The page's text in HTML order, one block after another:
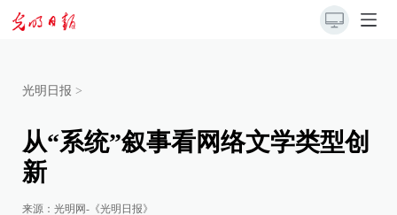
光明日报 >
从“系统”叙事看网络文学类型创
新
来源： 光明网-《光明日报》